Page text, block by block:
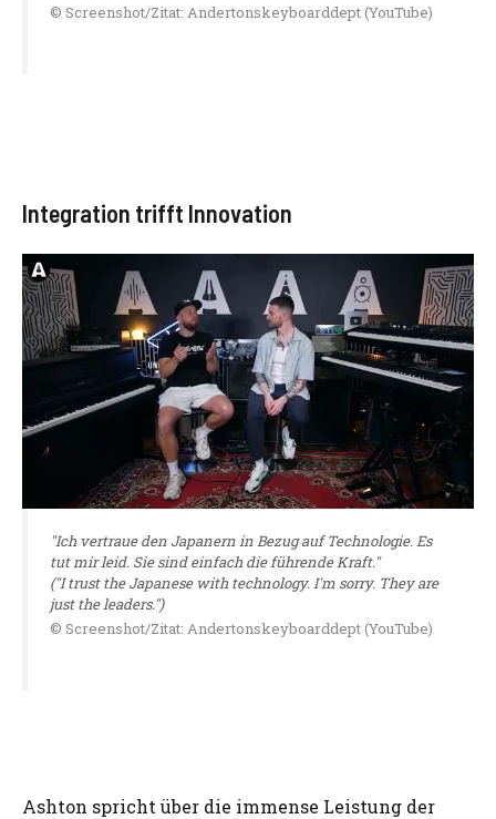
© Screenshot/Zitat: Andertonskeyboarddept (YouTube)
Integration trifft Innovation
"Ich vertraue den Japanern in Bezug auf Technologie. Es
tut mir leid. Sie sind einfach die führende Kraft."
("I trust the Japanese with technology. I'm sorry. They are
just the leaders.")
© Screenshot/Zitat: Andertonskeyboarddept (YouTube)
Ashton spricht über die immense Leistung der